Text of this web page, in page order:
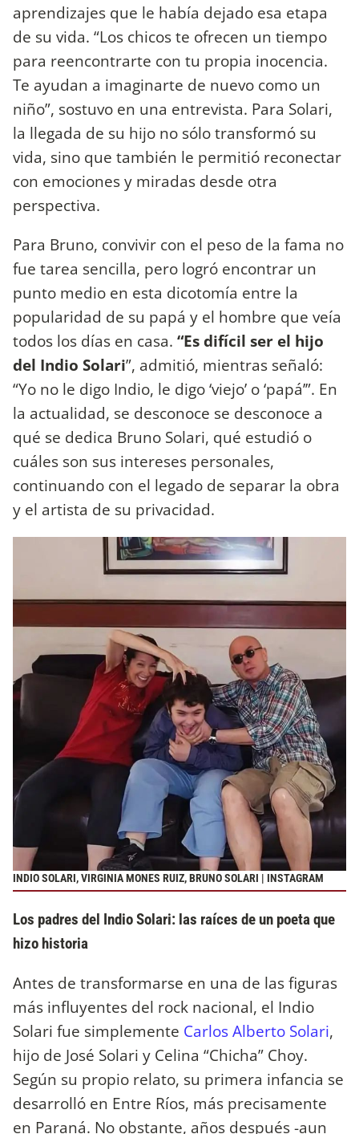
aprendizajes que le había dejado esa etapa
de su vida. “Los chicos te ofrecen un tiempo
para reencontrarte con tu propia inocencia.
Te ayudan a imaginarte de nuevo como un
niño”, sostuvo en una entrevista. Para Solari,
la llegada de su hijo no sólo transformó su
vida, sino que también le permitió reconectar
con emociones y miradas desde otra
perspectiva.
Para Bruno, convivir con el peso de la fama no
fue tarea sencilla, pero logró encontrar un
punto medio en esta dicotomía entre la
popularidad de su papá y el hombre que veía
todos los días en casa. “Es difícil ser el hijo
del Indio Solari”, admitió, mientras señaló:
“Yo no le digo Indio, le digo ‘viejo’ o ‘papá’”. En
la actualidad, se desconoce se desconoce a
qué se dedica Bruno Solari, qué estudió o
cuáles son sus intereses personales,
continuando con el legado de separar la obra
y el artista de su privacidad.
INDIO SOLARI, VIRGINIA MONES RUIZ, BRUNO SOLARI | INSTAGRAM
Los padres del Indio Solari: las raíces de un poeta que
hizo historia
Antes de transformarse en una de las figuras
más influyentes del rock nacional, el Indio
Solari fue simplemente Carlos Alberto Solari,
hijo de José Solari y Celina “Chicha” Choy.
Según su propio relato, su primera infancia se
desarrolló en Entre Ríos, más precisamente
en Paraná. No obstante, años después -aun